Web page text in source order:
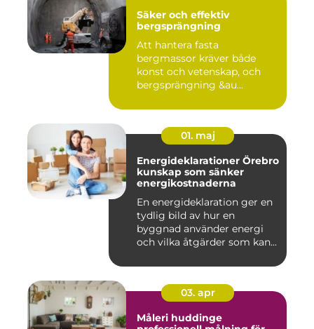
Säker och effektiv
bergsprängning
Att hantera fasta
bergmassor kräver både
konst och vetenskap, och
bergsprängning &au...
01. maj
Energideklarationer Örebro
kunskap som sänker
energikostnaderna
En energideklaration ger en
tydlig bild av hur en
byggnad använder energi
och vilka åtgärder som kan...
03. apr
Måleri huddinge